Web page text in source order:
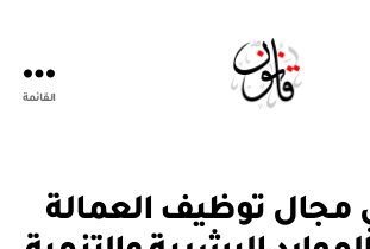
القائمة
مجال توظيف العمالة